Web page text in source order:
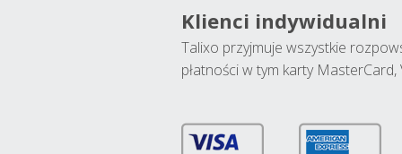
Klienci indywidualni
Talixo przyjmuje wszystkie
płatności w tym karty